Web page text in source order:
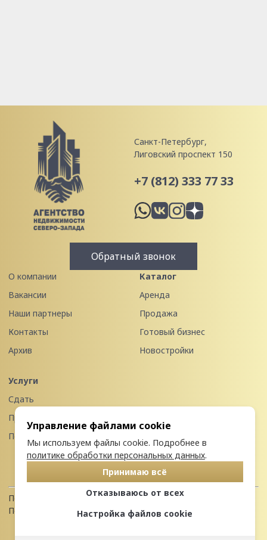
Санкт-Петербург,
Лиговский проспект 150
+7 (812) 333 77 33
Обратный звонок
О компании
Вакансии
Наши партнеры
Контакты
Архив
Каталог
Аренда
Продажа
Готовый бизнес
Новостройки
Услуги
Сдать
Продать
Передать в управление
Политика конфиденциальности
Пользовательское соглашение
Управление файлами cookie
Мы используем файлы cookie. Подробнее в
политике обработки персональных данных.
Принимаю всё
Отказываюсь от всех
Настройка файлов cookie